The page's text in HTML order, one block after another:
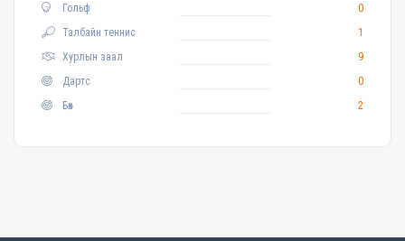
Гольф
0
Талбайн теннис
1
Хурлын заал
9
Дартс
0
Бөх
2